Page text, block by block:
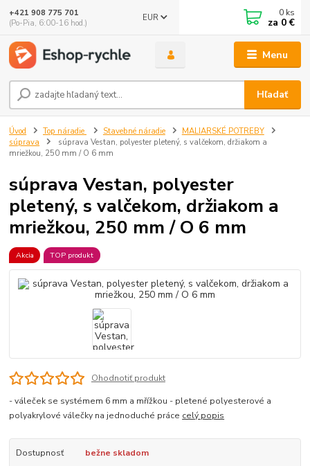
Menu
EUR
Hľadať
+421 908 775 701
(Po-Pia, 6:00-16 hod.)
0 ks
za 0 €
Úvod Top náradie Stavebné náradie
MALIARSKÉ POTREBY
súprava
súprava Vestan, polyester pletený, s valčekom, držiakom a
mriežkou, 250 mm / O 6 mm
súprava Vestan, polyester
pletený, s valčekom, držiakom a
mriežkou, 250 mm / O 6 mm
Akcia TOP produkt
Ohodnotiť produkt
- váleček se systémem 6 mm a mřížkou - pletené polyesterové a
polyakrylové válečky na jednoduché práce celý popis
Dostupnosť
bežne skladom